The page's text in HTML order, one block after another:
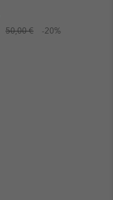
50,00 € -20%